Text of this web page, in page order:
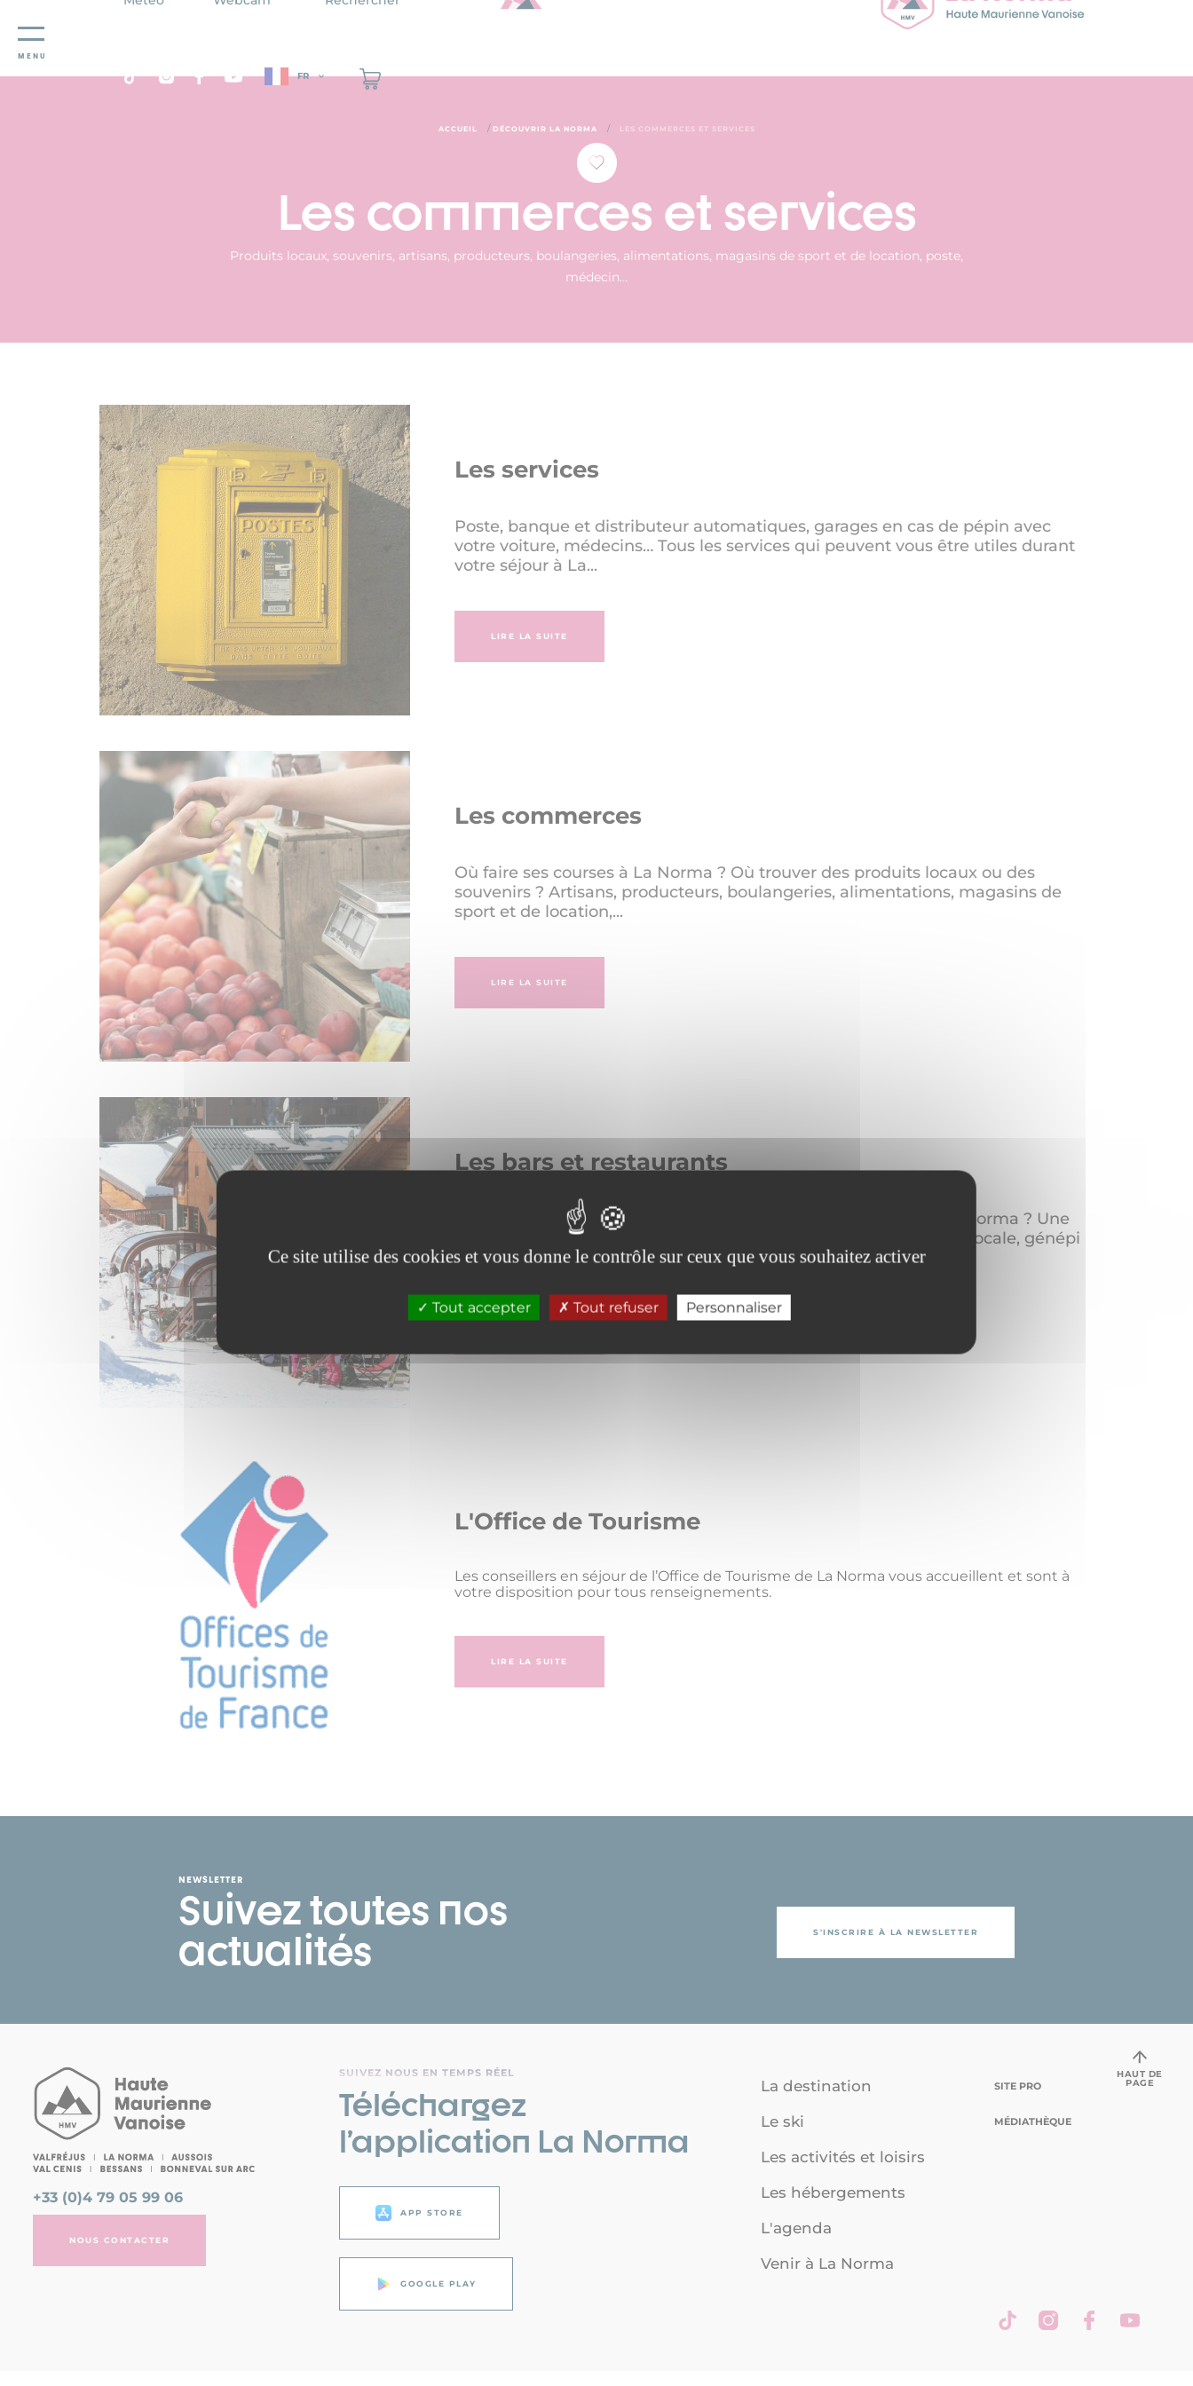
Panneau de gestion des cookies
Ce site utilise des cookies et vous donne le contrôle sur ceux que vous souhaitez activer
Tout accepter Tout refuser Personnaliser
MENU
FR
ACCUEIL / DÉCOUVRIR LA NORMA / LES COMMERCES ET SERVICES
Les commerces et services
Produits locaux, souvenirs, artisans, producteurs, boulangeries, alimentations, magasins de sport et de location, poste,
médecin…
Les services
Poste, banque et distributeur automatiques, garages en cas de pépin avec
votre voiture, médecins… Tous les services qui peuvent vous être utiles durant
votre séjour à La...
LIRE LA SUITE
Les commerces
Où faire ses courses à La Norma ? Où trouver des produits locaux ou des
souvenirs ? Artisans, producteurs, boulangeries, alimentations, magasins de
sport et de location,...
LIRE LA SUITE
Les bars et restaurants
Vous souhaitez manger, boire un verre ou prendre un café à La Norma ? Une
multitude de bonnes adresses pour déguster vin chaud et bière locale, génépi
ou toute la panopli...
L'Office de Tourisme
Les conseillers en séjour de l’Office de Tourisme de La Norma vous accueillent et sont à
votre disposition pour tous renseignements.
LIRE LA SUITE
NEWSLETTER
Suivez toutes nos
actualités
S'INSCRIRE À LA NEWSLETTER
+33 (0)4 79 05 99 06
NOUS CONTACTER
SUIVEZ NOUS EN TEMPS RÉEL
Téléchargez
l’application La Norma
APP STORE
GOOGLE PLAY
La destination
Le ski
Les activités et loisirs
Les hébergements
L'agenda
Venir à La Norma
SITE PRO
MÉDIATHÈQUE
HAUT DE
PAGE